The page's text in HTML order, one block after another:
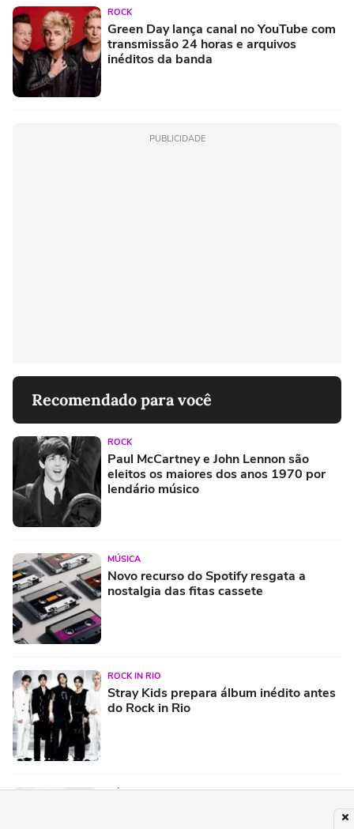
ROCK
Green Day lança canal no YouTube com
transmissão 24 horas e arquivos
inéditos da banda
PUBLICIDADE
Recomendado para você
ROCK
Paul McCartney e John Lennon são
eleitos os maiores dos anos 1970 por
lendário músico
MÚSICA
Novo recurso do Spotify resgata a
nostalgia das fitas cassete
ROCK IN RIO
Stray Kids prepara álbum inédito antes
do Rock in Rio
MÚSICA
Pussycat Dolls confirmam show em São